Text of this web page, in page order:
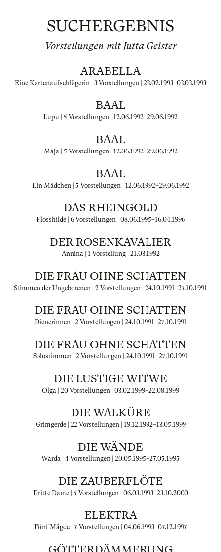
SUCHERGEBNIS
Vorstellungen mit Jutta Geister
ARABELLA
Eine Kartenaufschlägerin | 3 Vorstellungen | 23.02.1993–03.03.1993
BAAL
Lupu | 5 Vorstellungen | 12.06.1992–29.06.1992
BAAL
Maja | 5 Vorstellungen | 12.06.1992–29.06.1992
BAAL
Ein Mädchen | 5 Vorstellungen | 12.06.1992–29.06.1992
DAS RHEINGOLD
Flosshilde | 6 Vorstellungen | 08.06.1995–16.04.1996
DER ROSENKAVALIER
Annina | 1 Vorstellung | 21.03.1992
DIE FRAU OHNE SCHATTEN
Stimmen der Ungeborenen | 2 Vorstellungen | 24.10.1991–27.10.1991
DIE FRAU OHNE SCHATTEN
Dienerinnen | 2 Vorstellungen | 24.10.1991–27.10.1991
DIE FRAU OHNE SCHATTEN
Solostimmen | 2 Vorstellungen | 24.10.1991–27.10.1991
DIE LUSTIGE WITWE
Olga | 20 Vorstellungen | 03.02.1999–22.08.1999
DIE WALKÜRE
Grimgerde | 22 Vorstellungen | 19.12.1992–13.05.1999
DIE WÄNDE
Warda | 4 Vorstellungen | 20.05.1995–27.05.1995
DIE ZAUBERFLÖTE
Dritte Dame | 5 Vorstellungen | 06.03.1993–23.10.2000
ELEKTRA
Fünf Mägde | 7 Vorstellungen | 04.06.1993–07.12.1997
GÖTTERDÄMMERUNG